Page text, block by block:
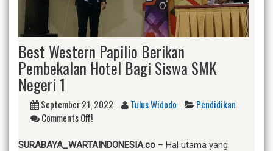
Best Western Papilio Berikan
Pembekalan Hotel Bagi Siswa SMK
Negeri 1
September 21, 2022 Tulus Widodo
Pendidikan
Comments Off!
SURABAYA_WARTAINDONESIA.co – Hal utama yang